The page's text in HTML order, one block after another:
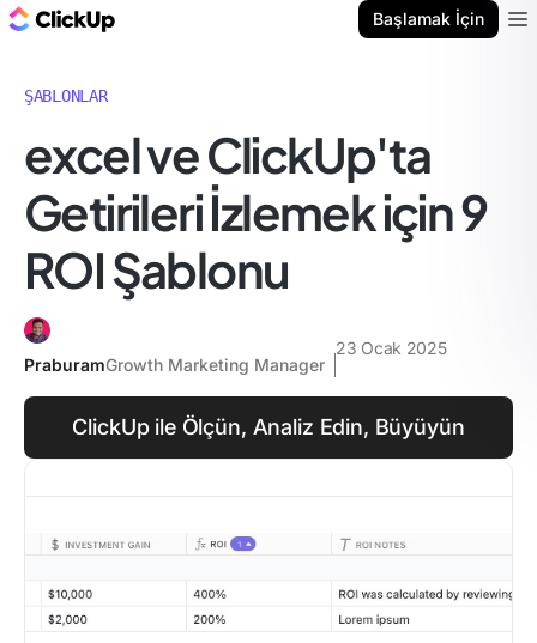
Başlamak İçin
ŞABLONLAR
excel ve ClickUp'ta
Getirileri İzlemek için 9
ROI Şablonu
PraburamGrowth Marketing Manager
23 Ocak 2025
ClickUp ile Ölçün, Analiz Edin, Büyüyün